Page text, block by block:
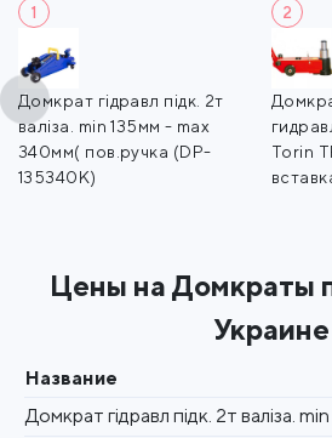
1
Домкрат гідравл підк. 2т
валіза. min 135мм - max
340мм( пов.ручка (DP-
135340K)
2
Torin
Цены на Домкраты
Украине
Название